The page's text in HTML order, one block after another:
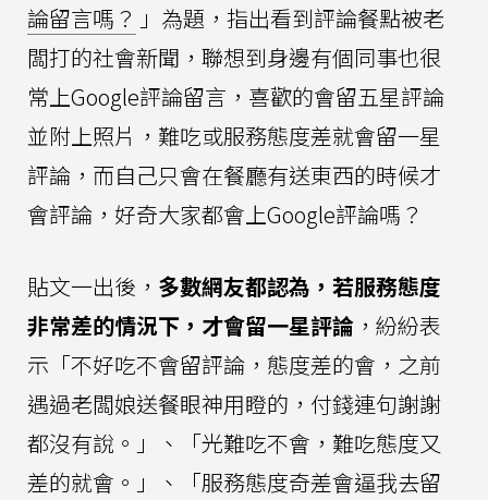
論留言嗎？ 」為題，指出看到評論餐點被老
闆打的社會新聞，聯想到身邊有個同事也很
常上Google評論留言，喜歡的會留五星評論
並附上照片，難吃或服務態度差就會留一星
評論，而自己只會在餐廳有送東西的時候才
會評論，好奇大家都會上Google評論嗎？
貼文一出後， 多數網友都認為，若服務態度
非常差的情況下，才會留一星評論 ，紛紛表
示「不好吃不會留評論，態度差的會，之前
遇過老闆娘送餐眼神用瞪的，付錢連句謝謝
都沒有說。」、「光難吃不會，難吃態度又
差的就會。」、「服務態度奇差會逼我去留